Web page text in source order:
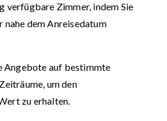
verfügbare Zimmer, indem Sie
nahe dem Anreisedatum
Angebote auf bestimmte
um den
zu erhalten.